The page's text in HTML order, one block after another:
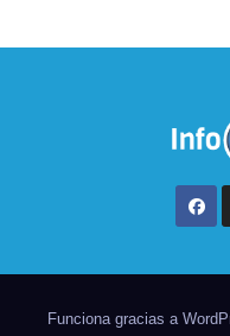
Funciona gracias a